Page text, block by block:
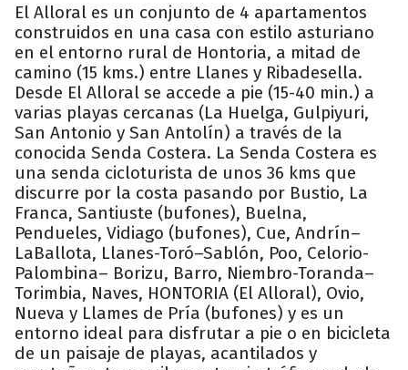
El Alloral es un conjunto de 4 apartamentos
construidos en una casa con estilo asturiano
en el entorno rural de Hontoria, a mitad de
camino (15 kms.) entre Llanes y Ribadesella.
Desde El Alloral se accede a pie (15-40 min.) a
varias playas cercanas (La Huelga, Gulpiyuri,
San Antonio y San Antolín) a través de la
conocida Senda Costera. La Senda Costera es
una senda cicloturista de unos 36 kms que
discurre por la costa pasando por Bustio, La
Franca, Santiuste (bufones), Buelna,
Pendueles, Vidiago (bufones), Cue, Andrín–
LaBallota, Llanes-Toró–Sablón, Poo, Celorio-
Palombina– Borizu, Barro, Niembro-Toranda–
Torimbia, Naves, HONTORIA (El Alloral), Ovio,
Nueva y Llames de Pría (bufones) y es un
entorno ideal para disfrutar a pie o en bicicleta
de un paisaje de playas, acantilados y